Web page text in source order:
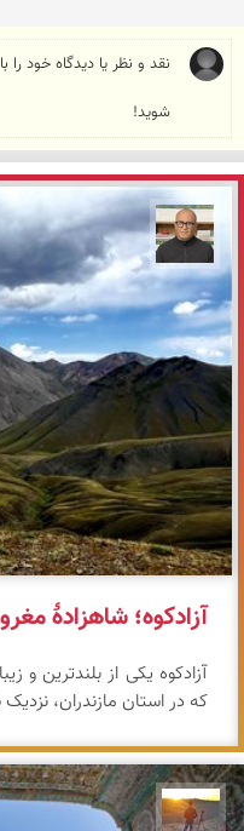
مازیار ذاکری
آزادکوه؛ شاهزادهٔ
آزادکوه یکی از بلندترین و
که در استان مازندران،
مهدی مخلصیان